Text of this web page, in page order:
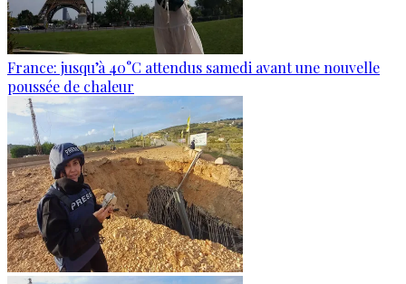
France: jusqu’à 40°C attendus samedi avant une nouvelle
poussée de chaleur